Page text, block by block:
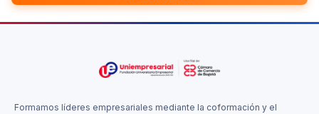
Formamos líderes empresariales mediante la coformación y el